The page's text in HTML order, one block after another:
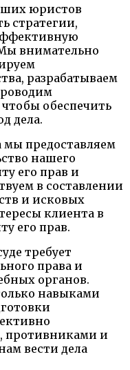
юристов
стратегии,
внимательно
разрабатываем
обеспечить
дела.
мы предоставляем
нашего
его прав и
в составлении
и исковых
клиента в
его прав.
требует
права и
органов.
навыками
противниками и
вести дела